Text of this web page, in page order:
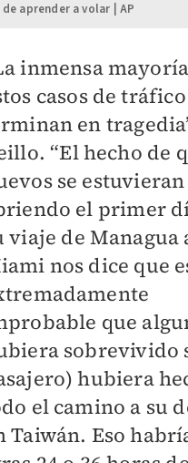
aprender a volar | AP
inmensa
casos de tráfico
en
“El hecho de
se estuvieran
el primer
viaje de Managua
nos dice que
que
sobrevivido
hubiera
el camino a su
Taiwán. Eso